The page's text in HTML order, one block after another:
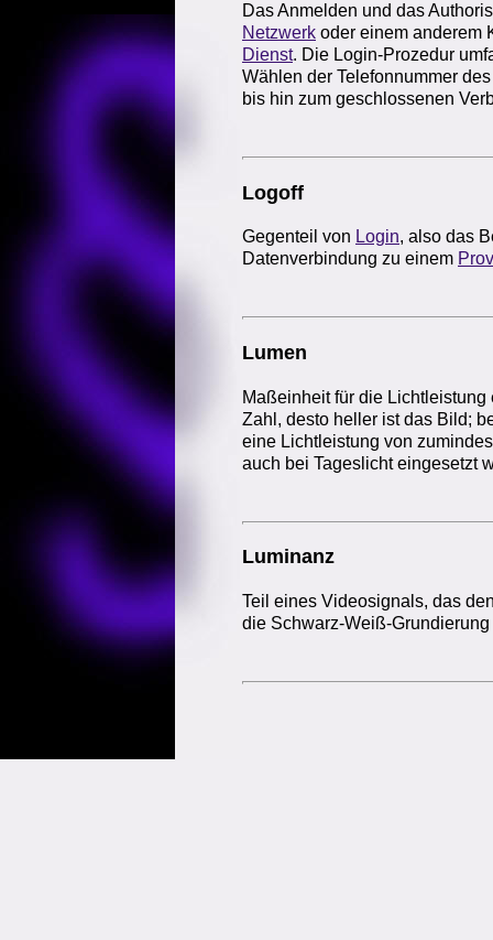
Das Anmelden und das
Netzwerk oder einem anderem
Dienst. Die Login-Prozedur
Wählen der Telefonnummer
bis hin zum geschlossenen
Logoff
Gegenteil von Login, also das
Datenverbindung zu einem
Lumen
Maßeinheit für die
Zahl, desto heller ist das Bild;
eine Lichtleistung von
auch bei Tageslicht eingesetzt
Luminanz
Teil eines Videosignals, das
die Schwarz-Weiß-